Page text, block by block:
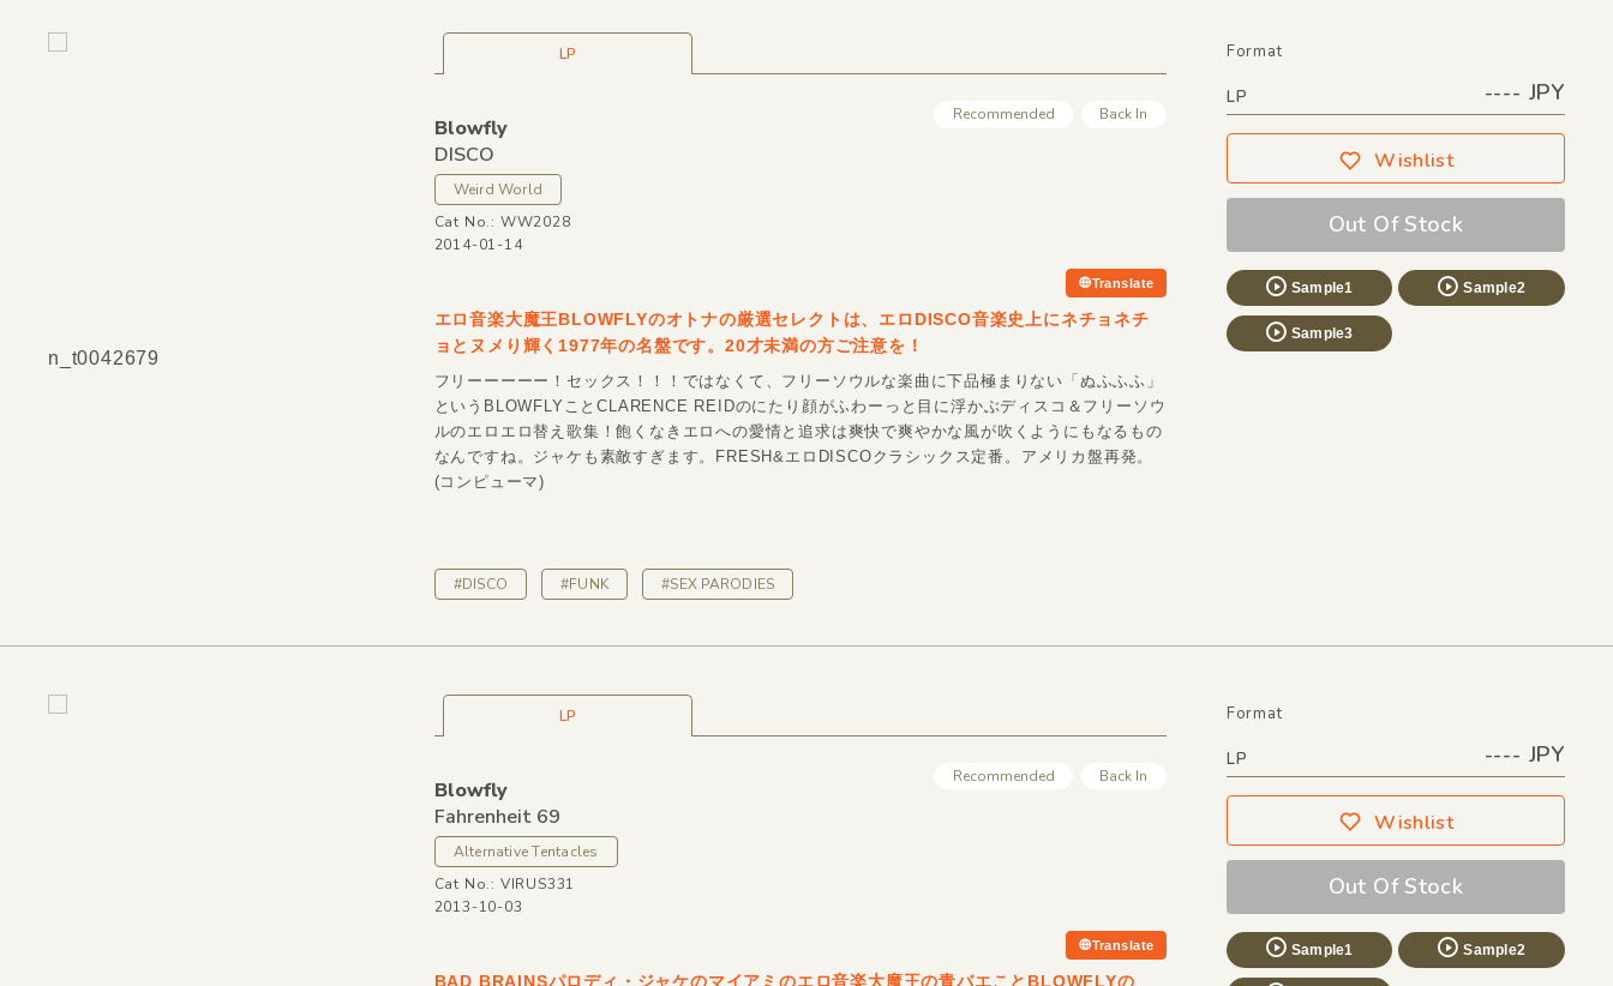
n_t0042679
LP
Recommended Back In
Blowfly
DISCO
Weird World
Cat No.: WW2028
2014-01-14
Translate
Format
LP ---- JPY
Wishlist
Out Of Stock
Sample1 Sample2
Sample3
エロ音楽大魔王BLOWFLYのオトナの厳選セレクトは、エロDISCO音楽史上にネチョネチ
ョとヌメり輝く1977年の名盤です。20才未満の方ご注意を！
フリーーーーー！セックス！！！ではなくて、フリーソウルな楽曲に下品極まりない「ぬふふふ」
というBLOWFLYことCLARENCE REIDのにたり顔がふわーっと目に浮かぶディスコ＆フリーソウ
ルのエロエロ替え歌集！飽くなきエロへの愛情と追求は爽快で爽やかな風が吹くようにもなるもの
なんですね。ジャケも素敵すぎます。FRESH&エロDISCOクラシックス定番。アメリカ盤再発。
(コンピューマ)
#DISCO #FUNK #SEX PARODIES
LP
Recommended Back In
Blowfly
Fahrenheit 69
Alternative Tentacles
Cat No.: VIRUS331
2013-10-03
Translate
Format
LP ---- JPY
Wishlist
Out Of Stock
Sample1 Sample2
BAD BRAINSパロディ・ジャケのマイアミのエロ音楽大魔王の青バエことBLOWFLYの